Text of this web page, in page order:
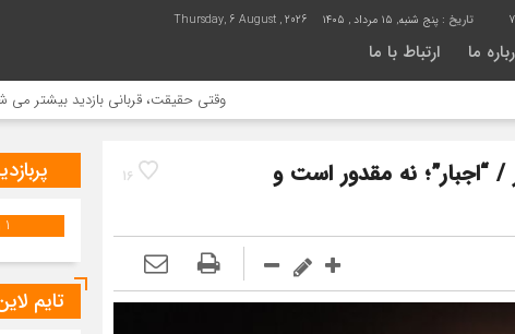
تاریخ : پنج شنبه, ۱۵ مرداد , ۱۴۰۵ Thursday, 6 August , 2026
ما ارتباط با ما
وقتی حقیقت، قربانی بازدید بیشتر می شود |
16
/ “اجبار”؛ نه مقدور است و
1 روز
تایم